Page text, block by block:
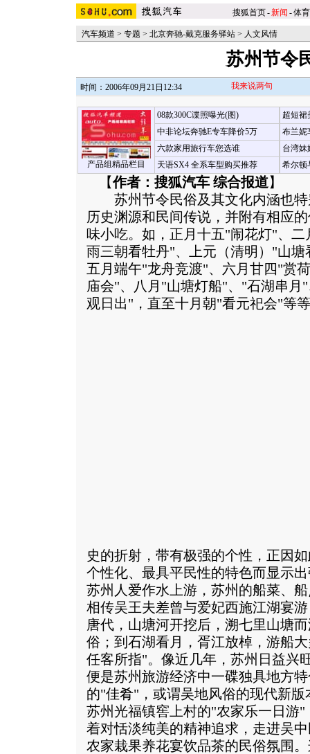
搜狐首页-新闻 -体育
汽车频道 > 专题 > 北京奔驰-戴克服务驿站 > 人文风情
苏州节令
时间：2006年09月21日12:34 我来说两句
产品组精品栏目
08款300C谍照曝光(图)
中非论坛奔驰E专车降价5万
六款家用旅行车您选谁
天语SX4 全系车型购买推荐
超短裙
布兰妮
台湾妹
希尔顿
【作者：搜狐汽车 综合报道】
苏州节令民俗及其文化内涵也特
历史渊源和民间传说，并附有相应
味小吃。如，正月十五"闹花灯"、
雨三朝看牡丹"、上元（清明）"山
五月端午"龙舟竞渡"、六月甘四"赏
庙会"、八月"山塘灯船"、"石湖串月
观日出"，直至十月朝"看元祀会"等
史的折射，带有极强的个性，正因
个性化、最具平民性的特色而显示
苏州人爱作水上游，苏州的船菜、
相传吴王夫差曾与爱妃西施江湖宴
唐代，山塘河开挖后，溯七里山塘
俗；到石湖看月，胥江放棹，游船
任客所指"。像近几年，苏州日益兴
便是苏州旅游经济中一碟独具地方
的"佳肴"，或谓吴地风俗的现代新
苏州光福镇窖上村的"农家乐一日游
着对恬淡纯美的精神追求，走进吴
农家栽果养花宴饮品茶的民俗氛围